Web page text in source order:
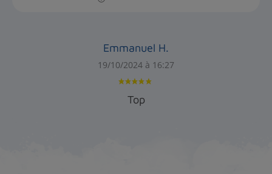
Emmanuel H.
19/10/2024 à 16:27
Top